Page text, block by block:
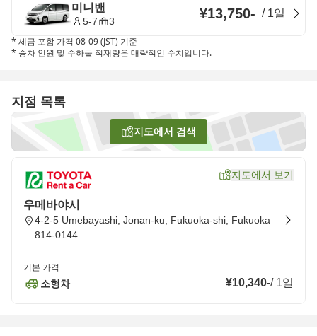
미니밴
5-7 3 ¥13,750- / 1일
* 세금 포함 가격 08-09 (JST) 기준
* 승차 인원 및 수하물 적재량은 대략적인 수치입니다.
지점 목록
지도에서 검색
지도에서 보기
우메바야시
4-2-5 Umebayashi, Jonan-ku, Fukuoka-shi, Fukuoka
814-0144
기본 가격
소형차 ¥10,340-/ 1일